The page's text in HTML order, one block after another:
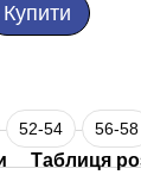
Купити
52-54 56-58
Таблиця